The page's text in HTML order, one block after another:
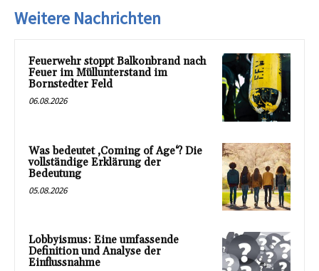
Weitere Nachrichten
Feuerwehr stoppt Balkonbrand nach
Feuer im Müllunterstand im
Bornstedter Feld
06.08.2026
Was bedeutet ‚Coming of Age‘? Die
vollständige Erklärung der
Bedeutung
05.08.2026
Lobbyismus: Eine umfassende
Definition und Analyse der
Einflussnahme